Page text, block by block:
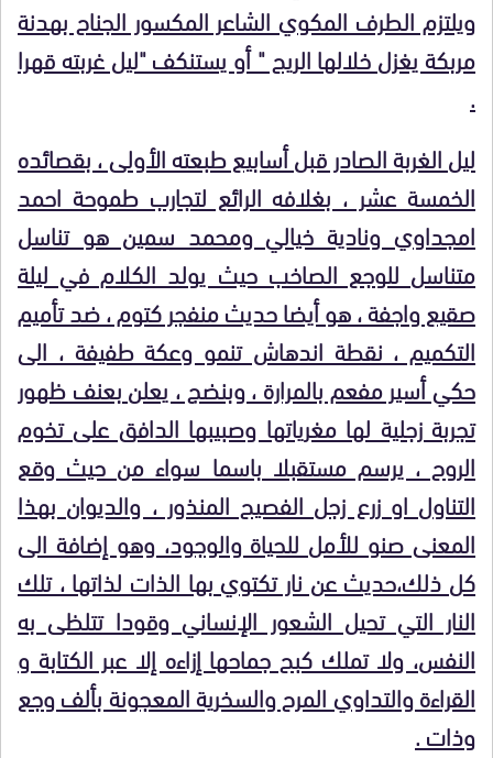
ويلتزم الطرف المكوي الشاعر المكسور الجناح بهدنة
مربكة يغزل خلالها الريح " أو يستنكف "ليل غربته قهرا
.
ليل الغربة الصادر قبل أسابيع طبعته الأولى ، بقصائده
الخمسة عشر ، بغلافه الرائع لتجارب طموحة احمد
امجداوي ونادية خيالي ومحمد سمين هو تناسل
متناسل للوجع الصاخب حيث يولد الكلام في ليلة
صقيع واجفة ، هو أيضا حديث منفجر كتوم ، ضد تأميم
التكميم ، نقطة اندهاش تنمو وعكة طفيفة ، الى
حكي أسير مفعم بالمرارة ، وبنضج ، يعلن بعنف ظهور
تجربة زجلية لها مغرياتها وصبيبها الدافق على تخوم
الروح ، يرسم مستقبلا باسما سواء من حيث وقع
التناول او زرع زجل الفصيح المنذور ، والديوان بهذا
المعنى صنو للأمل للحياة والوجود، وهو إضافة الى
كل ذلك،حديث عن نار تكتوي بها الذات لذاتها ، تلك
النار التي تحيل الشعور الإنساني وقودا تتلظى به
النفس، ولا تملك كبح جماحها إزاءه إلا عبر الكتابة و
القراءة والتداوي المرح والسخرية المعجونة بألف وجع
وذات .